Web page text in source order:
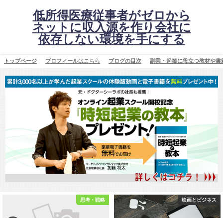
低所得医療従事者がゼロから
ネットに収入源を作り会社に
依存しない環境を手にする
トップページ プロフィールはこちら ブログの目次 副業・起業に役立つ教材や書
思考・戦略 映画とビジネス